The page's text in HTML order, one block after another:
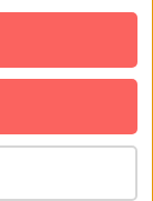
Impreza
środowiska
Biznes
Możesz wyrazić
momencie masz
zgodami cookie”,
Opcjonalne pliki
zrozumieć, jak
do serwisu, jak